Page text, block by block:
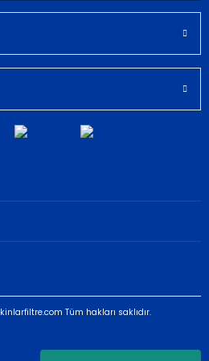
Tüm hakları saklıdır.